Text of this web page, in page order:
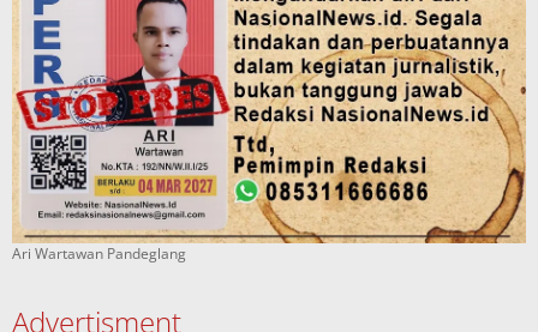
Ari Wartawan Pandeglang
Advertisment